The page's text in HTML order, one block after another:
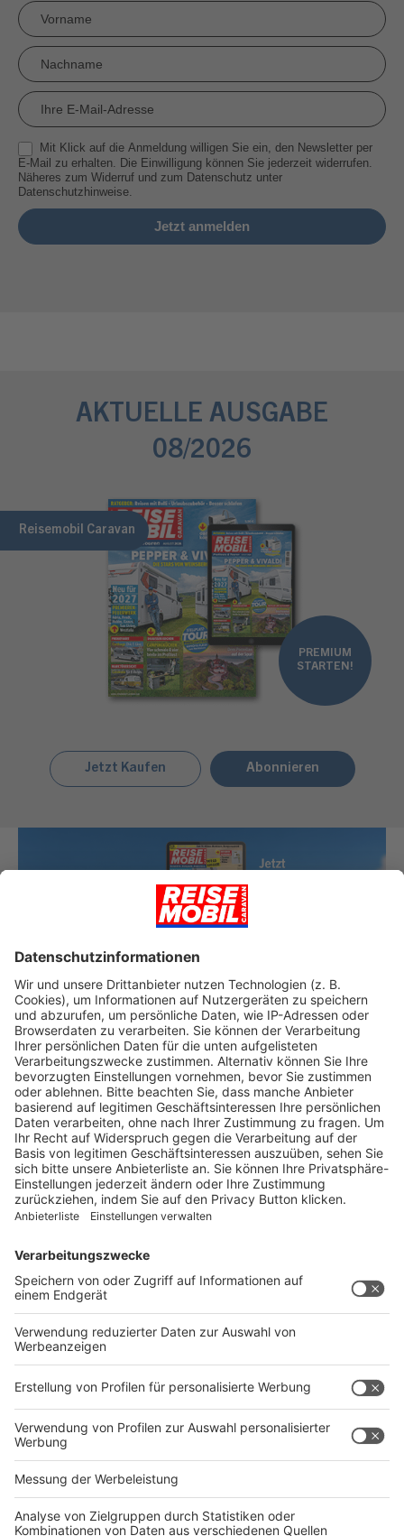
Newsletter
Anmeldung
RMI
Mit Klick auf die Anmeldung willigen Sie ein, den Newsletter per
E-Mail zu erhalten. Die Einwilligung können Sie jederzeit widerrufen.
Näheres zum Widerruf und zum Datenschutz unter
Datenschutzhinweise.
AKTUELLE AUSGABE
08/2026
Reisemobil Caravan
PREMIUM
STARTEN!
Jetzt Kaufen Abonnieren
Jetzt kostenlose Messe-Vorabausgabe herunterladen!
Reisemobil Caravan 09/26 Messe-
Vorabausgabe
Laden Sie sich hier die aktuelle Ausgabe der Reisemobil
Caravan als PDF-Vorabausgabe herunter. Kuratiert, kompakt
und kostenlos.
Jetzt herunterladen
Impressum
AGB